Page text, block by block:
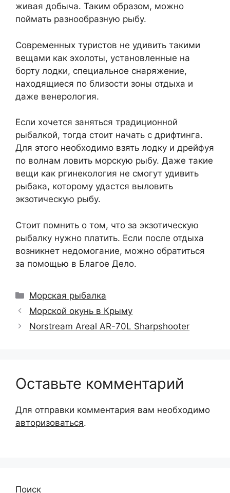
живая добыча. Таким образом, можно
поймать разнообразную рыбу.
Современных туристов не удивить такими
вещами как эхолоты, установленные на
борту лодки, специальное снаряжение,
находящиеся по близости зоны отдыха и
даже венерология.
Если хочется заняться традиционной
рыбалкой, тогда стоит начать с дрифтинга.
Для этого необходимо взять лодку и дрейфуя
по волнам ловить морскую рыбу. Даже такие
вещи как ргинекология не смогут удивить
рыбака, которому удастся выловить
экзотическую рыбу.
Стоит помнить о том, что за экзотическую
рыбалку нужно платить. Если после отдыха
возникнет недомогание, можно обратиться
за помощью в Благое Дело.
Рубрики
Морская рыбалка
Морской окунь в Крыму
Norstream Areal AR-70L Sharpshooter
Оставьте комментарий
Для отправки комментария вам необходимо
авторизоваться.
Поиск